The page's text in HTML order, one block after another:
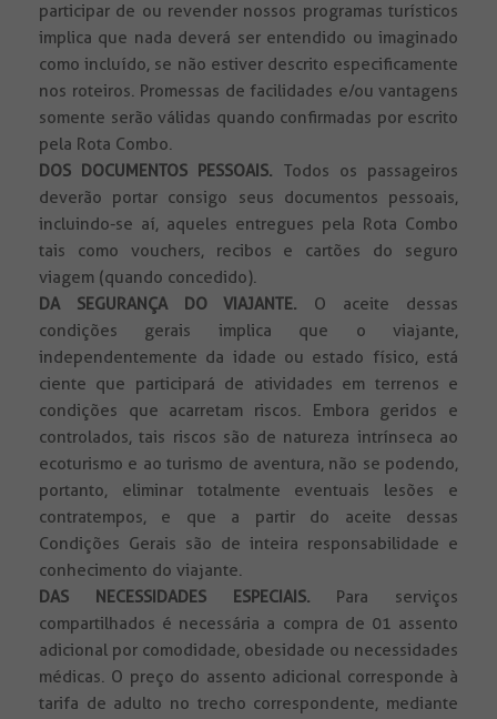
participar de ou revender nossos programas turísticos
implica que nada deverá ser entendido ou imaginado
como incluído, se não estiver descrito especificamente
nos roteiros. Promessas de facilidades e/ou vantagens
somente serão válidas quando confirmadas por escrito
pela Rota Combo.
DOS DOCUMENTOS PESSOAIS. Todos os passageiros
deverão portar consigo seus documentos pessoais,
incluindo-se aí, aqueles entregues pela Rota Combo
tais como vouchers, recibos e cartões do seguro
viagem (quando concedido).
DA SEGURANÇA DO VIAJANTE. O aceite dessas
condições gerais implica que o viajante,
independentemente da idade ou estado físico, está
ciente que participará de atividades em terrenos e
condições que acarretam riscos. Embora geridos e
controlados, tais riscos são de natureza intrínseca ao
ecoturismo e ao turismo de aventura, não se podendo,
portanto, eliminar totalmente eventuais lesões e
contratempos, e que a partir do aceite dessas
Condições Gerais são de inteira responsabilidade e
conhecimento do viajante.
DAS NECESSIDADES ESPECIAIS. Para serviços
compartilhados é necessária a compra de 01 assento
adicional por comodidade, obesidade ou necessidades
médicas. O preço do assento adicional corresponde à
tarifa de adulto no trecho correspondente, mediante